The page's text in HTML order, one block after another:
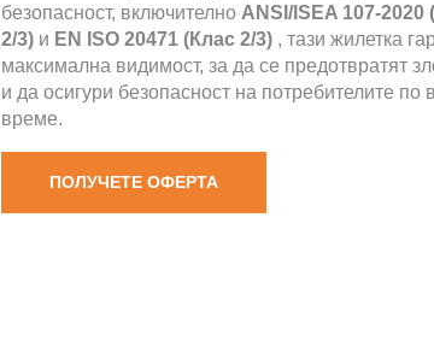
безопасност, включително ANSI/ISEA 107-2020
2/3) и EN ISO 20471 (Клас 2/3) , тази жилетка
максимална видимост, за да се предотвратят
и да осигури безопасност на потребителите по
време.
ПОЛУЧЕТЕ ОФЕРТА